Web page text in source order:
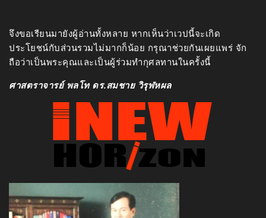
จึงขอเรียนมายังผู้อ่านทั้งหลาย หากเห็นว่าเวปนี้จะเกิด
ประโยชน์กับส่วนรวมไม่มากก็น้อย กรุณาช่วยกันเผยแพร่ จัก
ถือว่าเป็นพระคุณและเป็นผู้ร่วมทำกุศลทานในครั้งนี้
ศาสตราจารย์ พลโท ดร.สมชาย วิรุฬหผล